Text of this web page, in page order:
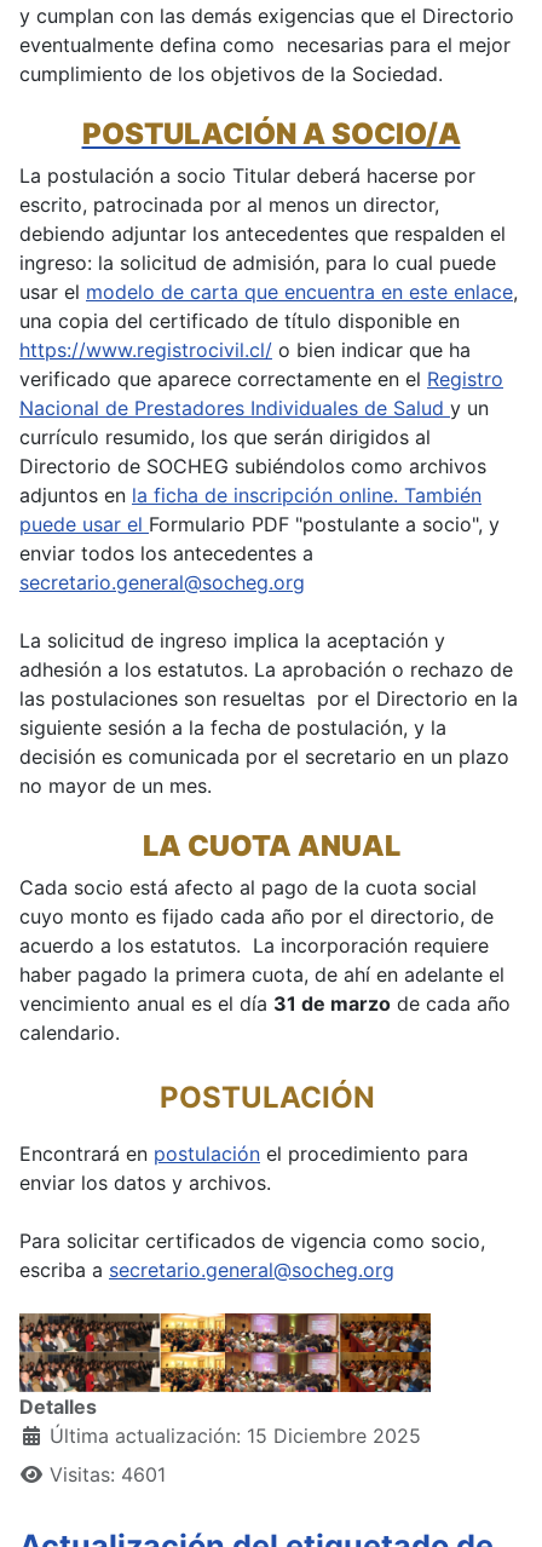
y cumplan con las demás exigencias que el Directorio
eventualmente defina como necesarias para el mejor
cumplimiento de los objetivos de la Sociedad.
POSTULACIÓN A SOCIO/A
La postulación a socio Titular deberá hacerse por
escrito, patrocinada por al menos un director,
debiendo adjuntar los antecedentes que respalden el
ingreso: la solicitud de admisión, para lo cual puede
usar el modelo de carta que encuentra en este enlace,
una copia del certificado de título disponible en
https://www.registrocivil.cl/ o bien indicar que ha
verificado que aparece correctamente en el Registro
Nacional de Prestadores Individuales de Salud y un
currículo resumido, los que serán dirigidos al
Directorio de SOCHEG subiéndolos como archivos
adjuntos en la ficha de inscripción online. También
puede usar el Formulario PDF "postulante a socio", y
enviar todos los antecedentes a
secretario.general@socheg.org
La solicitud de ingreso implica la aceptación y
adhesión a los estatutos. La aprobación o rechazo de
las postulaciones son resueltas por el Directorio en la
siguiente sesión a la fecha de postulación, y la
decisión es comunicada por el secretario en un plazo
no mayor de un mes.
LA CUOTA ANUAL
Cada socio está afecto al pago de la cuota social
cuyo monto es fijado cada año por el directorio, de
acuerdo a los estatutos. La incorporación requiere
haber pagado la primera cuota, de ahí en adelante el
vencimiento anual es el día 31 de marzo de cada año
calendario.
POSTULACIÓN
Encontrará en postulación el procedimiento para
enviar los datos y archivos.
Para solicitar certificados de vigencia como socio,
escriba a secretario.general@socheg.org
Detalles
Última actualización: 15 Diciembre 2025
Visitas: 4601